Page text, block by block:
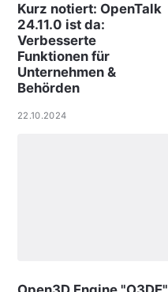
Kurz notiert: OpenTalk
24.11.0 ist da:
Verbesserte
Funktionen für
Unternehmen &
Behörden
22.10.2024